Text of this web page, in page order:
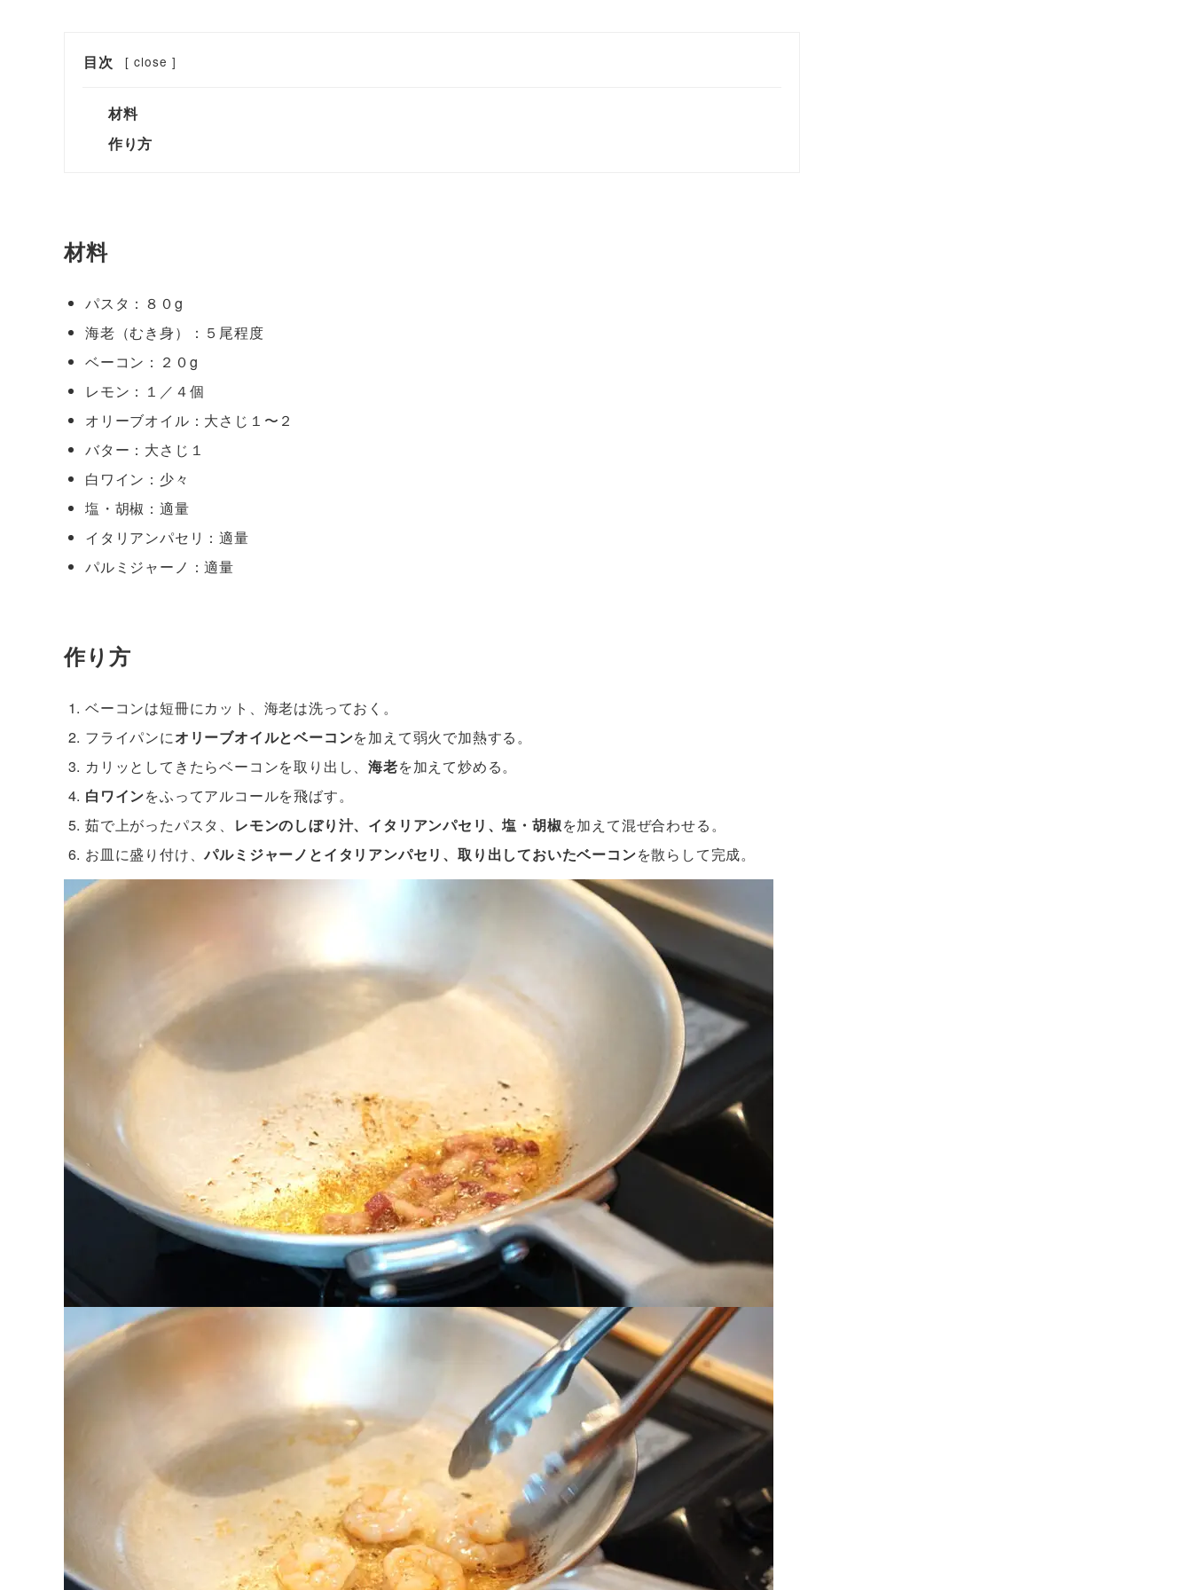
目次 [ close ]
材料
作り方
材料
パスタ：８０g
海老（むき身）：５尾程度
ベーコン：２０g
レモン：１／４個
オリーブオイル：大さじ１〜２
バター：大さじ１
白ワイン：少々
塩・胡椒：適量
イタリアンパセリ：適量
パルミジャーノ：適量
作り方
ベーコンは短冊にカット、海老は洗っておく。
フライパンにオリーブオイルとベーコンを加えて弱火で加熱する。
カリッとしてきたらベーコンを取り出し、海老を加えて炒める。
白ワインをふってアルコールを飛ばす。
茹で上がったパスタ、 レモンのしぼり汁、イタリアンパセリ、塩・胡椒を加えて混ぜ合わせる。
お皿に盛り付け、パルミジャーノとイタリアンパセリ、取り出しておいたベーコンを散らして完成。